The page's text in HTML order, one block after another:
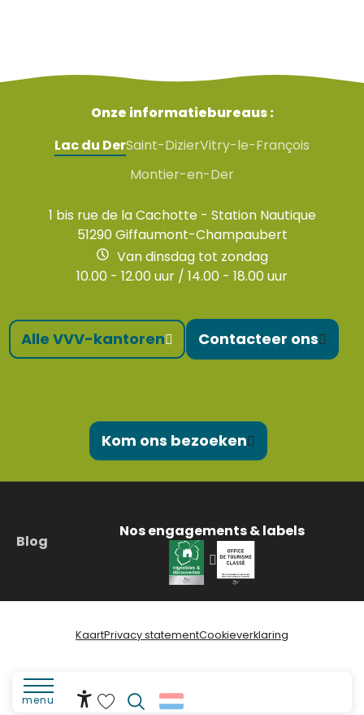
menu
Onze informatiebureaus :
Lac du DerSaint-DizierVitry-le-François
Montier-en-Der
1 bis rue de la Cachotte - Station Nautique
51290 Giffaumont-Champaubert
Van dinsdag tot zondag
10.00 - 12.00 uur / 14.00 - 18.00 uur
Alle VVV-kantoren Contacteer ons
Kom ons bezoeken
Blog
Nos engagements & labels
KaartPrivacy statementCookieverklaring